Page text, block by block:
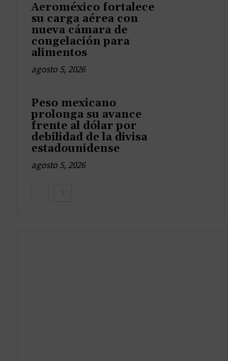
Aeroméxico fortalece
su carga aérea con
nueva cámara de
congelación para
alimentos
agosto 5, 2026
Peso mexicano
prolonga su avance
frente al dólar por
debilidad de la divisa
estadounidense
agosto 5, 2026